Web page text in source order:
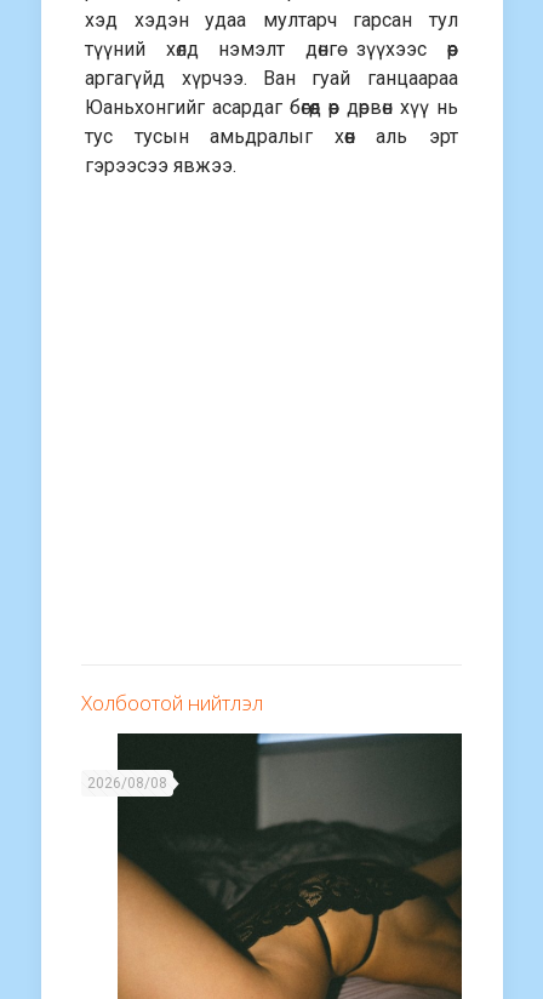
хэд хэдэн удаа мултарч гарсан тул
түүний хөлд нэмэлт дөнгө зүүхээс өөр
аргагүйд хүрчээ. Ван гуай ганцаараа
Юаньхонгийг асардаг бөгөөд өөр дөрвөн хүү нь
тус тусын амьдралыг хөөн аль эрт
гэрээсээ явжээ.
Холбоотой нийтлэл
2026/08/08